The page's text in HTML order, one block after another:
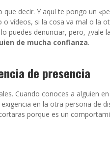
decir. Y aquí te pongo un
vídeos, si la cosa va mal o la
puedes denunciar, pero, ¿vale
de mucha confianza.
de presencia
Cuando conoces a alguien
en la otra persona de
porque es un